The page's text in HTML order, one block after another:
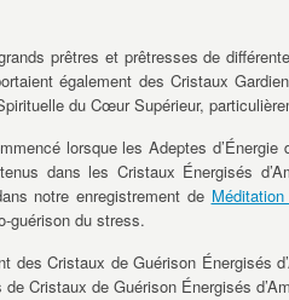
prêtres et prêtresses de
également des Cristaux
du Cœur Supérieur,
lorsque les Adeptes
dans les Cristaux Énergisés
notre enregistrement de
guérison du stress.
des Cristaux de Guérison Énergisés
Cristaux de Guérison Énergisés